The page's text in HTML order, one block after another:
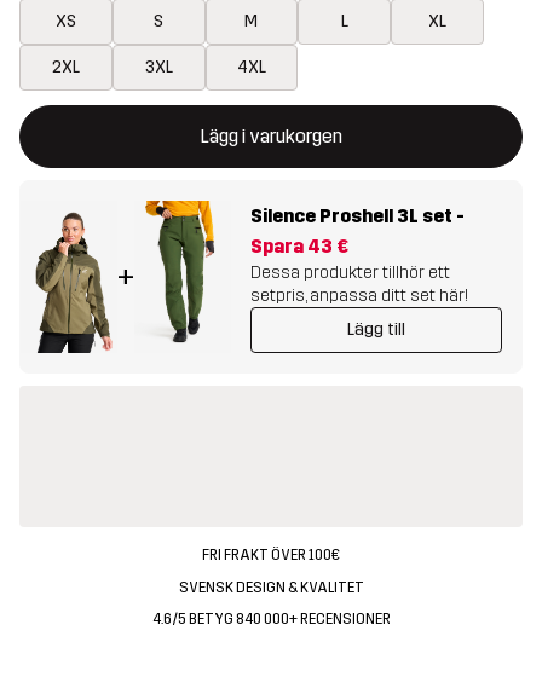
XS S M L XL
2XL 3XL 4XL
Lägg i varukorgen
Denna knapp kommer att öppna en modal som bekräftar en ny
{{size}} inte tillgänglig
+
Silence Proshell 3L set -
Spara 43 €
Dessa produkter tillhör ett
setpris, anpassa ditt set här!
Lägg till
FRI FRAKT ÖVER 100€
SVENSK DESIGN & KVALITET
4.6/5 BETYG 840 000+ RECENSIONER